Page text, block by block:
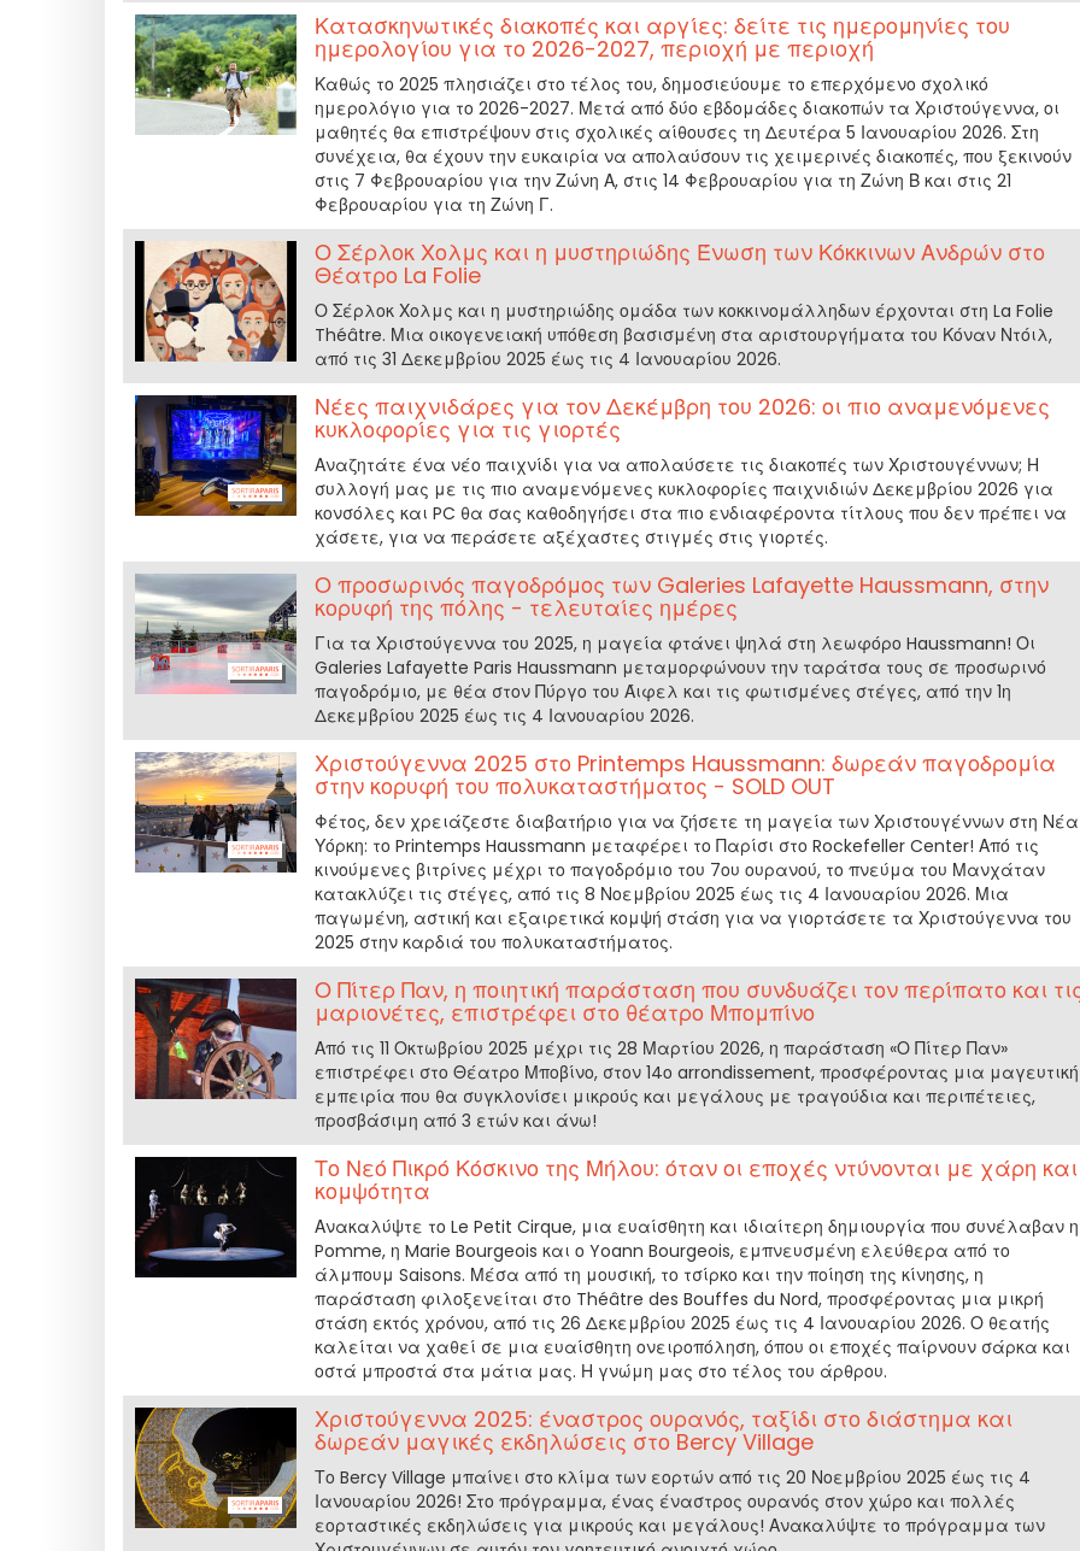
Κατασκηνωτικές διακοπές και αργίες: δείτε τις ημερομηνίες του
ημερολογίου για το 2026-2027, περιοχή με περιοχή
Καθώς το 2025 πλησιάζει στο τέλος του, δημοσιεύουμε το επερχόμενο σχολικό
ημερολόγιο για το 2026-2027. Μετά από δύο εβδομάδες διακοπών τα Χριστούγεννα, οι
μαθητές θα επιστρέψουν στις σχολικές αίθουσες τη Δευτέρα 5 Ιανουαρίου 2026. Στη
συνέχεια, θα έχουν την ευκαιρία να απολαύσουν τις χειμερινές διακοπές, που ξεκινούν
στις 7 Φεβρουαρίου για την Ζώνη Α, στις 14 Φεβρουαρίου για τη Ζώνη Β και στις 21
Φεβρουαρίου για τη Ζώνη Γ.
Ο Σέρλοκ Χολμς και η μυστηριώδης Ένωση των Κόκκινων Ανδρών στο
Θέατρο La Folie
Ο Σέρλοκ Χολμς και η μυστηριώδης ομάδα των κοκκινομάλληδων έρχονται στη La Folie
Théâtre. Μια οικογενειακή υπόθεση βασισμένη στα αριστουργήματα του Κόναν Ντόιλ,
από τις 31 Δεκεμβρίου 2025 έως τις 4 Ιανουαρίου 2026.
Νέες παιχνιδάρες για τον Δεκέμβρη του 2026: οι πιο αναμενόμενες
κυκλοφορίες για τις γιορτές
Αναζητάτε ένα νέο παιχνίδι για να απολαύσετε τις διακοπές των Χριστουγέννων; Η
συλλογή μας με τις πιο αναμενόμενες κυκλοφορίες παιχνιδιών Δεκεμβρίου 2026 για
κονσόλες και PC θα σας καθοδηγήσει στα πιο ενδιαφέροντα τίτλους που δεν πρέπει να
χάσετε, για να περάσετε αξέχαστες στιγμές στις γιορτές.
Ο προσωρινός παγοδρόμος των Galeries Lafayette Haussmann, στην
κορυφή της πόλης - τελευταίες ημέρες
Για τα Χριστούγεννα του 2025, η μαγεία φτάνει ψηλά στη λεωφόρο Haussmann! Οι
Galeries Lafayette Paris Haussmann μεταμορφώνουν την ταράτσα τους σε προσωρινό
παγοδρόμιο, με θέα στον Πύργο του Άιφελ και τις φωτισμένες στέγες, από την 1η
Δεκεμβρίου 2025 έως τις 4 Ιανουαρίου 2026.
Χριστούγεννα 2025 στο Printemps Haussmann: δωρεάν παγοδρομία
στην κορυφή του πολυκαταστήματος - SOLD OUT
Φέτος, δεν χρειάζεστε διαβατήριο για να ζήσετε τη μαγεία των Χριστουγέννων στη Νέα
Υόρκη: το Printemps Haussmann μεταφέρει το Παρίσι στο Rockefeller Center! Από τις
κινούμενες βιτρίνες μέχρι το παγοδρόμιο του 7ου ουρανού, το πνεύμα του Μανχάταν
κατακλύζει τις στέγες, από τις 8 Νοεμβρίου 2025 έως τις 4 Ιανουαρίου 2026. Μια
παγωμένη, αστική και εξαιρετικά κομψή στάση για να γιορτάσετε τα Χριστούγεννα του
2025 στην καρδιά του πολυκαταστήματος.
Ο Πίτερ Παν, η ποιητική παράσταση που συνδυάζει τον περίπατο και
μαριονέτες, επιστρέφει στο θέατρο Μπομπίνο
Από τις 11 Οκτωβρίου 2025 μέχρι τις 28 Μαρτίου 2026, η παράσταση «Ο Πίτερ Παν»
επιστρέφει στο Θέατρο Μποβίνο, στον 14ο arrondissement, προσφέροντας μια μαγευτική
εμπειρία που θα συγκλονίσει μικρούς και μεγάλους με τραγούδια και περιπέτειες,
προσβάσιμη από 3 ετών και άνω!
Το Νεό Πικρό Κόσκινο της Μήλου: όταν οι εποχές ντύνονται με χάρη και
κομψότητα
Ανακαλύψτε το Le Petit Cirque, μια ευαίσθητη και ιδιαίτερη δημιουργία που συνέλαβαν η
Pomme, η Marie Bourgeois και ο Yoann Bourgeois, εμπνευσμένη ελεύθερα από το
άλμπουμ Saisons. Μέσα από τη μουσική, το τσίρκο και την ποίηση της κίνησης, η
παράσταση φιλοξενείται στο Théâtre des Bouffes du Nord, προσφέροντας μια μικρή
στάση εκτός χρόνου, από τις 26 Δεκεμβρίου 2025 έως τις 4 Ιανουαρίου 2026. Ο θεατής
καλείται να χαθεί σε μια ευαίσθητη ονειροπόληση, όπου οι εποχές παίρνουν σάρκα και
οστά μπροστά στα μάτια μας. Η γνώμη μας στο τέλος του άρθρου.
Χριστούγεννα 2025: έναστρος ουρανός, ταξίδι στο διάστημα και
δωρεάν μαγικές εκδηλώσεις στο Bercy Village
Το Bercy Village μπαίνει στο κλίμα των εορτών από τις 20 Νοεμβρίου 2025 έως τις 4
Ιανουαρίου 2026! Στο πρόγραμμα, ένας έναστρος ουρανός στον χώρο και πολλές
εορταστικές εκδηλώσεις για μικρούς και μεγάλους! Ανακαλύψτε το πρόγραμμα των